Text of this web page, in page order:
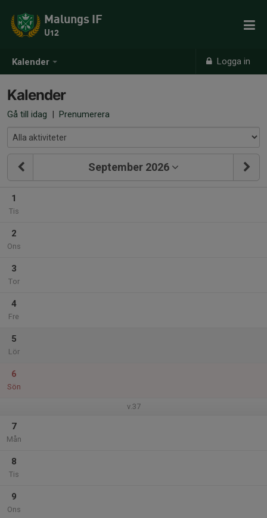
Kalender Logga in
Malungs IF
U12
Kalender
Gå till idag | Prenumerera
September 2026
1
Tis
2
Ons
3
Tor
4
Fre
5
Lör
6
Sön
v.37
7
Mån
8
Tis
9
Ons